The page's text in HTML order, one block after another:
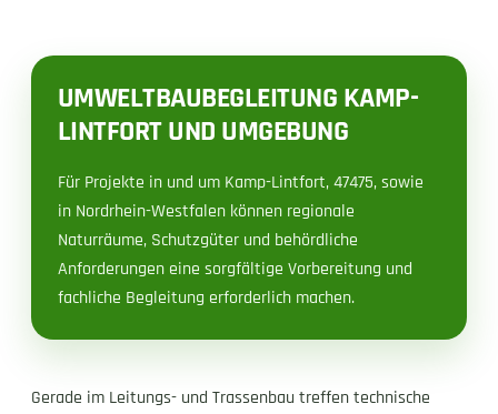
UMWELTBAUBEGLEITUNG KAMP-
LINTFORT UND UMGEBUNG
Für Projekte in und um Kamp-Lintfort, 47475, sowie
in Nordrhein-Westfalen können regionale
Naturräume, Schutzgüter und behördliche
Anforderungen eine sorgfältige Vorbereitung und
fachliche Begleitung erforderlich machen.
Gerade im Leitungs- und Trassenbau treffen technische